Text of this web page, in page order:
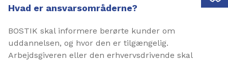
Hvad er ansvarsområderne?
BOSTIK skal informere berørte kunder om
uddannelsen, og hvor den er tilgængelig.
Arbejdsgiveren eller den erhvervsdrivende skal